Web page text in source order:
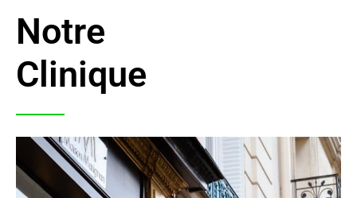
Notre
Clinique